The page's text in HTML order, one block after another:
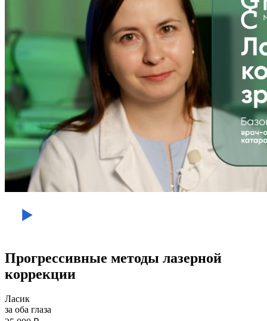
Прогрессивные методы лазерной
коррекции
Ласик
за оба глаза